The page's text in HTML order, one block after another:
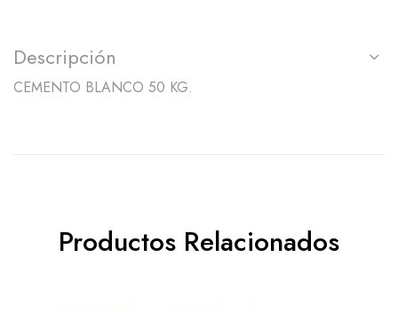
Descripción
CEMENTO BLANCO 50 KG.
Productos Relacionados